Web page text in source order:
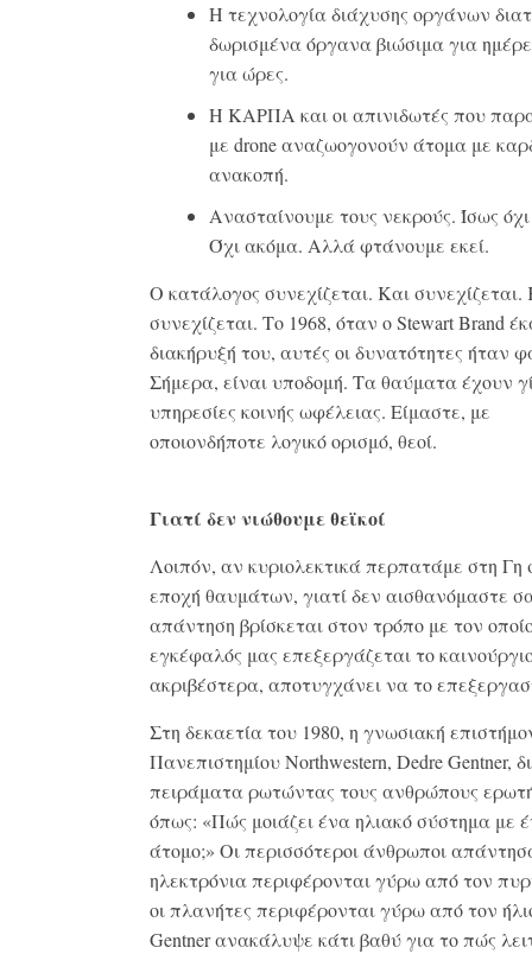
Η τεχνολογία διάχυσης οργάνων
δωρισμένα όργανα βιώσιμα για
για ώρες.
Η ΚΑΡΠΑ και οι απινιδωτές που
με drone αναζωογονούν άτομα με
ανακοπή.
Ανασταίνουμε τους νεκρούς. Ίσως
Όχι ακόμα. Αλλά φτάνουμε εκεί.
Ο κατάλογος συνεχίζεται. Και συνεχίζεται.
συνεχίζεται. Το 1968, όταν ο Stewart Brand
διακήρυξή του, αυτές οι δυνατότητες ήταν
Σήμερα, είναι υποδομή. Τα θαύματα έχουν
υπηρεσίες κοινής ωφέλειας. Είμαστε, με
οποιονδήποτε λογικό ορισμό, θεοί.
Γιατί δεν νιώθουμε θεϊκοί
Λοιπόν, αν κυριολεκτικά περπατάμε στη Γη
εποχή θαυμάτων, γιατί δεν αισθανόμαστε
απάντηση βρίσκεται στον τρόπο με τον
εγκέφαλός μας επεξεργάζεται το
ακριβέστερα, αποτυγχάνει να το
Στη δεκαετία του 1980, η γνωσιακή
Πανεπιστημίου Northwestern, Dedre Gentner,
πειράματα ρωτώντας τους ανθρώπους
όπως: «Πώς μοιάζει ένα ηλιακό σύστημα με
άτομο;» Οι περισσότεροι άνθρωποι
ηλεκτρόνια περιφέρονται γύρω από τον
οι πλανήτες περιφέρονται γύρω από τον
Gentner ανακάλυψε κάτι βαθύ για το πώς